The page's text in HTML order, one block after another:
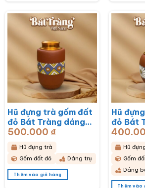
Hũ đựng trà gốm đất
đỏ Bát Tràng dáng
bầu hoạ tiết thổ cẩm
BT-HĐT11
500.000 ₫
Hũ đựng trà
Gốm đất đỏ
Dáng trụ
Thêm vào giỏ hàng
Hũ
đỏ Bát
bầu hoạ
hoạ mi
HĐT10
Hũ
Gốm
Dáng
Thêm vào